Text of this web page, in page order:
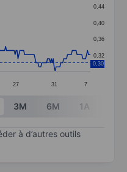
categories.
values. Data
27 31 7
0,32
0,36
0,40
0,44
0,30
3M 6M 1A
à d’autres outils